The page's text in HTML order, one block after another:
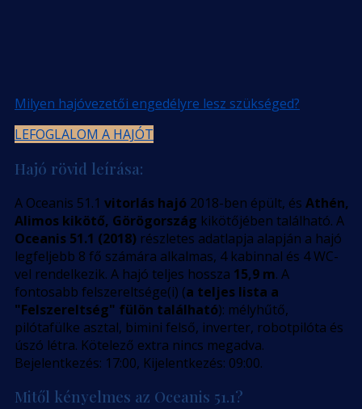
Milyen hajóvezetői engedélyre lesz szükséged?
LEFOGLALOM A HAJÓT
Hajó rövid leírása:
A Oceanis 51.1 vitorlás hajó 2018-ben épült, és Athén,
Alimos kikötő, Görögország kikötőjében található. A
Oceanis 51.1 (2018) részletes adatlapja alapján a hajó
legfeljebb 8 fő számára alkalmas, 4 kabinnal és 4 WC-
vel rendelkezik. A hajó teljes hossza 15,9 m. A
fontosabb felszereltsége(i) (a teljes lista a
"Felszereltség" fülön található): mélyhűtő,
pilótafülke asztal, bimini felső, inverter, robotpilóta és
úszó létra. Kötelező extra nincs megadva.
Bejelentkezés: 17:00, Kijelentkezés: 09:00.
Mitől kényelmes az Oceanis 51.1?